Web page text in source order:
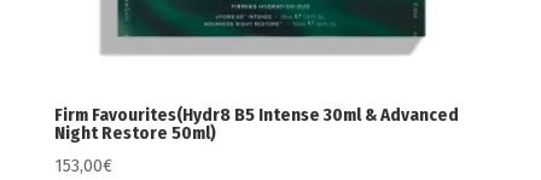
Firm Favourites(Hydr8 B5 Intense 30ml & Advanced
Night Restore 50ml)
153,00€